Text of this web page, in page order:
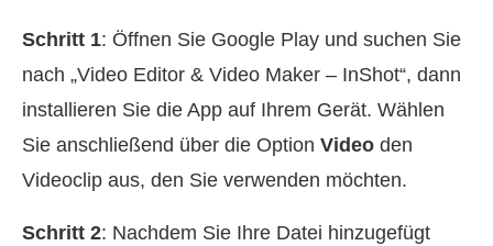
Schritt 1: Öffnen Sie Google Play und suchen Sie
nach „Video Editor & Video Maker – InShot“, dann
installieren Sie die App auf Ihrem Gerät. Wählen
Sie anschließend über die Option Video den
Videoclip aus, den Sie verwenden möchten.
Schritt 2: Nachdem Sie Ihre Datei hinzugefügt